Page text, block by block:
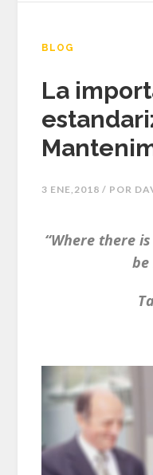
BLOG
La
3 ENE,2018 / POR
“Where there
be